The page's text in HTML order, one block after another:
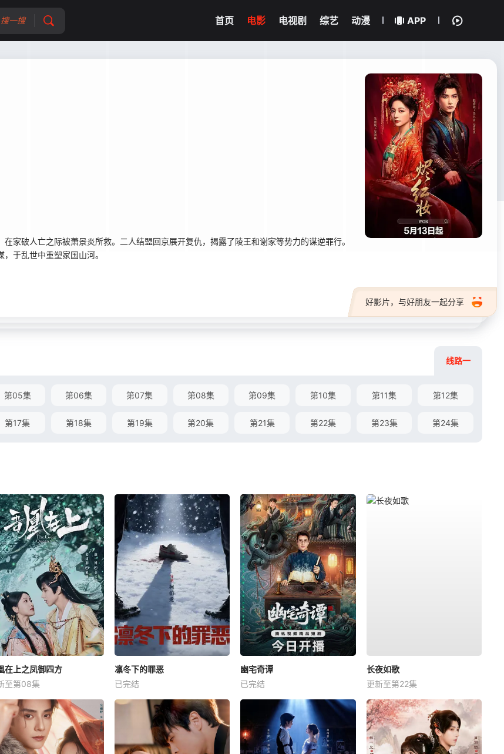
搜一搜 首页 电影 电视剧 综艺 动漫 APP
家破人亡之际被萧景炎所救。二人结盟回京展开复仇，揭露了陵王和谢家等势力的谋逆罪行。
于乱世中重塑家国山河。
好影片，与好朋友一起分享
线路一
第05集 第06集 第07集 第08集 第09集 第10集 第11集 第12集
第17集 第18集 第19集 第20集 第21集 第22集 第23集 第24集
在上之凤御四方
至第08集
凛冬下的罪恶
已完结
幽宅奇谭
已完结
长夜如歌
更新至第22集